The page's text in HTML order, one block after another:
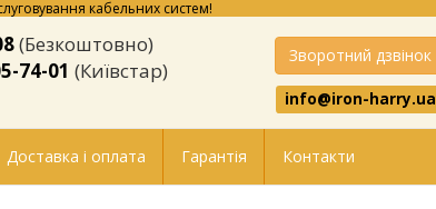
кабельних систем!
(Безкоштовно)
74-01 (Київстар)
Зворотний дзвінок
info@iron-harry.ua
Доставка і оплата Гарантія Контакти